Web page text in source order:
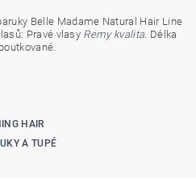
Belle Madame Natural Hair Line
Pravé vlasy Remy kvalita. Délka
HAIR
A TUPÉ